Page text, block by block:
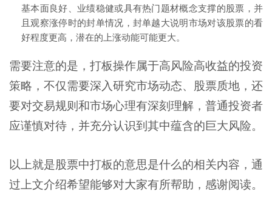
基本面良好、业绩稳健或具有热门题材概念支撑的股票，并
且观察涨停时的封单情况，封单越大说明市场对该股票的看
好程度更高，潜在的上涨动能可能更大。
需要注意的是，打板操作属于高风险高收益的投资
策略，不仅需要深入研究市场动态、股票质地，还
要对交易规则和市场心理有深刻理解，普通投资者
应谨慎对待，并充分认识到其中蕴含的巨大风险。
以上就是股票中打板的意思是什么的相关内容，通
过上文介绍希望能够对大家有所帮助，感谢阅读。